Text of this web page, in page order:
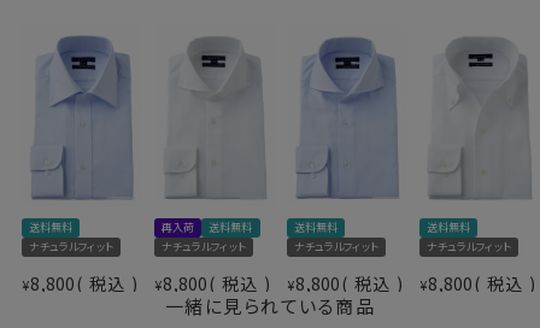
●イージーケア加工付き
綿100％の高番手(細い糸)を用している素材の特性上、
洗濯後にしわが残るのは致し方ありません。
しかしながら、この生地には綿特有のソフト感や素材感
をいかした上でイージーケア加工を施してあるのでアイ
ロンがけが非常に楽！
アイロンが滑るようにかかり、シワを伸ばしやすくなりま
す。
さらに綿特有のソフト感や素材感をよりアップさせたうえ
で、イージーケアの機能を高めるべく、液体アンモニア処
仕様表
素材
綿100％（120番手双糸）
プレミアムコットン＝スーピマ綿
イージーケア
ロイヤルオックスフォード
送料無料
ナチュラルフィット
¥8,800 税込
再入荷
送料無料
ナチュラルフィット
¥8,800 税込
送料無料
ナチュラルフィット
¥8,800 税込
送料無料
ナチュラルフィット
¥8,800 税込
一緒に見られている商品